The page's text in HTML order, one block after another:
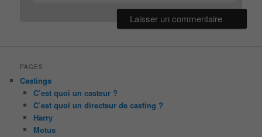
PAGES
Castings
C’est quoi un casteur ?
C’est quoi un directeur de casting ?
Harry
Motus